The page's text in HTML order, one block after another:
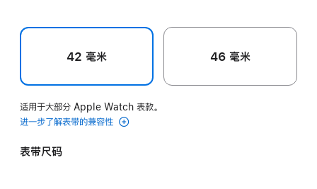
42 毫米 46 毫米
适用于大部分 Apple Watch 表款。
进一步了解表带的兼容性
表带尺码